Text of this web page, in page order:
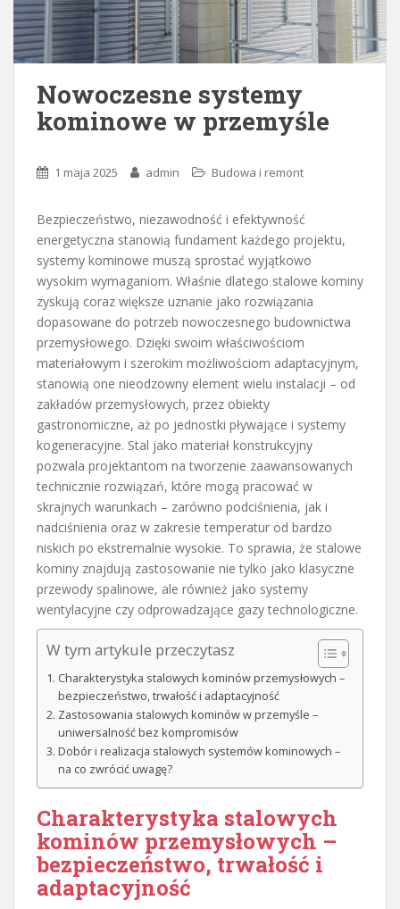
Nowoczesne systemy
kominowe w przemyśle
1 maja 2025 admin Budowa i remont
Bezpieczeństwo, niezawodność i efektywność
energetyczna stanowią fundament każdego projektu,
systemy kominowe muszą sprostać wyjątkowo
wysokim wymaganiom. Właśnie dlatego stalowe kominy
zyskują coraz większe uznanie jako rozwiązania
dopasowane do potrzeb nowoczesnego budownictwa
przemysłowego. Dzięki swoim właściwościom
materiałowym i szerokim możliwościom adaptacyjnym,
stanowią one nieodzowny element wielu instalacji – od
zakładów przemysłowych, przez obiekty
gastronomiczne, aż po jednostki pływające i systemy
kogeneracyjne. Stal jako materiał konstrukcyjny
pozwala projektantom na tworzenie zaawansowanych
technicznie rozwiązań, które mogą pracować w
skrajnych warunkach – zarówno podciśnienia, jak i
nadciśnienia oraz w zakresie temperatur od bardzo
niskich po ekstremalnie wysokie. To sprawia, że stalowe
kominy znajdują zastosowanie nie tylko jako klasyczne
przewody spalinowe, ale również jako systemy
wentylacyjne czy odprowadzające gazy technologiczne.
W tym artykule przeczytasz
Charakterystyka stalowych kominów przemysłowych –
bezpieczeństwo, trwałość i adaptacyjność
Zastosowania stalowych kominów w przemyśle –
uniwersalność bez kompromisów
Dobór i realizacja stalowych systemów kominowych –
na co zwrócić uwagę?
Charakterystyka stalowych
kominów przemysłowych –
bezpieczeństwo, trwałość i
adaptacyjność